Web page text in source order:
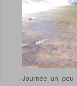
Journée un peu